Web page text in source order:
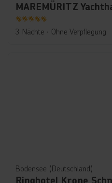
MAREMÜRITZ
5
3 Nächte ∙ Ohne Verpflegung
Bodensee (Deutschland)